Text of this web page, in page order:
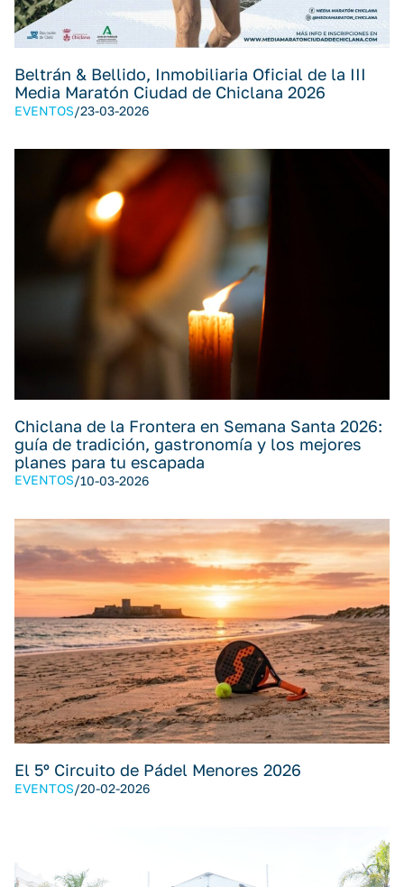
Beltrán & Bellido, Inmobiliaria Oficial de la III
Media Maratón Ciudad de Chiclana 2026
EVENTOS/23-03-2026
Chiclana de la Frontera en Semana Santa 2026:
guía de tradición, gastronomía y los mejores
planes para tu escapada
EVENTOS/10-03-2026
El 5º Circuito de Pádel Menores 2026
EVENTOS/20-02-2026